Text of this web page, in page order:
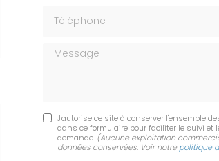
Message
J'autorise ce site à conserver l'ensemble
dans ce formulaire pour faciliter le suivi et
demande. (Aucune exploitation
données conservées. Voir notre politique